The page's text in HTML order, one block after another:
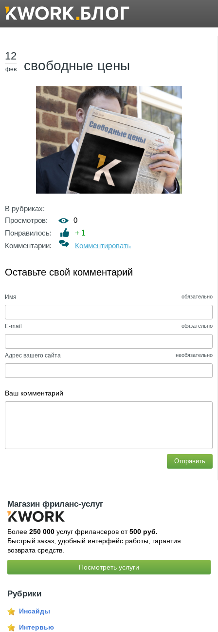
12
фев свободные цены
В рубриках:
Просмотров:
0
Понравилось:
+ 1
Комментарии:
Комментировать
Оставьте свой комментарий
Имя обязательно
E-mail обязательно
Адрес вашего сайта необязательно
Ваш комментарий
Отправить
Магазин фриланс-услуг
Более 250 000 услуг фрилансеров от500 руб.
Быстрый заказ, удобный интерфейс работы, гарантия
возврата средств.
Посмотреть услуги
Рубрики
Инсайды
Интервью